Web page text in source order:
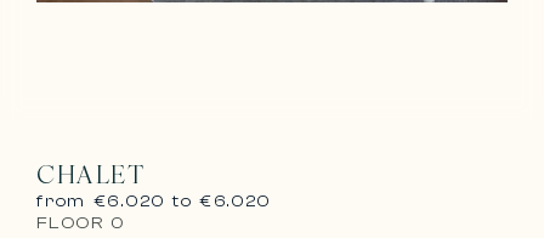
CHALET
from €6.020 to €6.020
FLOOR 0